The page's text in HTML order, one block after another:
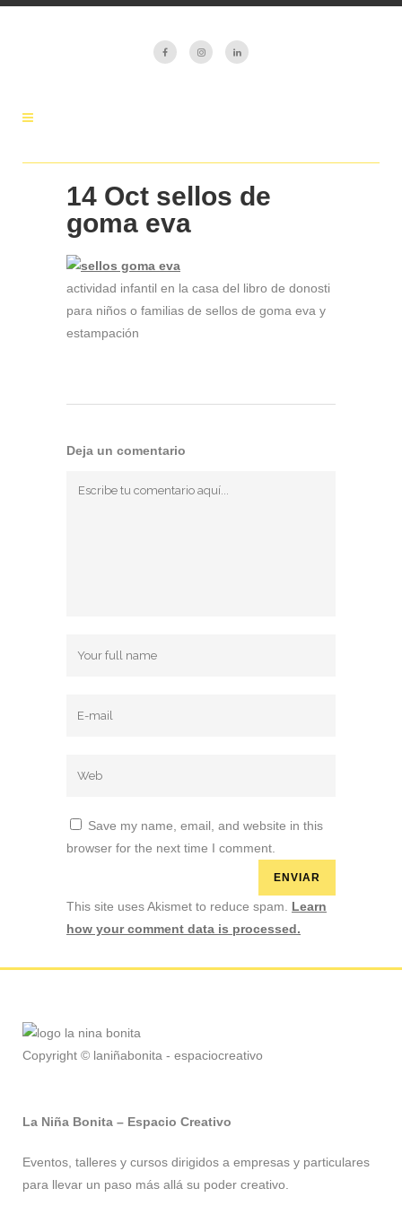
14 Oct sellos de
goma eva
actividad infantil en la casa del libro de donosti
para niños o familias de sellos de goma eva y
estampación
Deja un comentario
Save my name, email, and website in this
browser for the next time I comment.
This site uses Akismet to reduce spam. Learn
how your comment data is processed.
Copyright © laniñabonita - espaciocreativo
La Niña Bonita – Espacio Creativo
Eventos, talleres y cursos dirigidos a empresas y particulares
para llevar un paso más allá su poder creativo.